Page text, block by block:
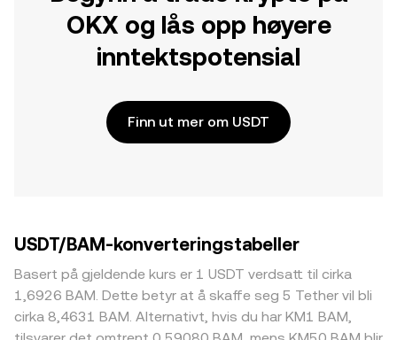
OKX og lås opp høyere
inntektspotensial
Finn ut mer om USDT
USDT/BAM-konverteringstabeller
Basert på gjeldende kurs er 1 USDT verdsatt til cirka
1,6926 BAM. Dette betyr at å skaffe seg 5 Tether vil bli
cirka 8,4631 BAM. Alternativt, hvis du har KM1 BAM,